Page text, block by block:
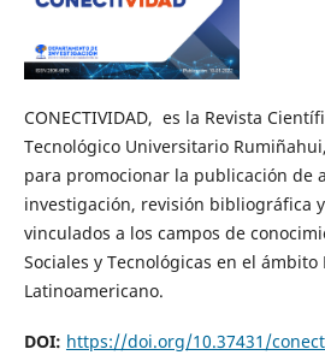
CONECTIVIDAD, es la Revista
Tecnológico Universitario
para promocionar la publicación de
investigación, revisión bibliográfica
vinculados a los campos de
Sociales y Tecnológicas en el
Latinoamericano.
DOI: https://doi.org/10.37431/